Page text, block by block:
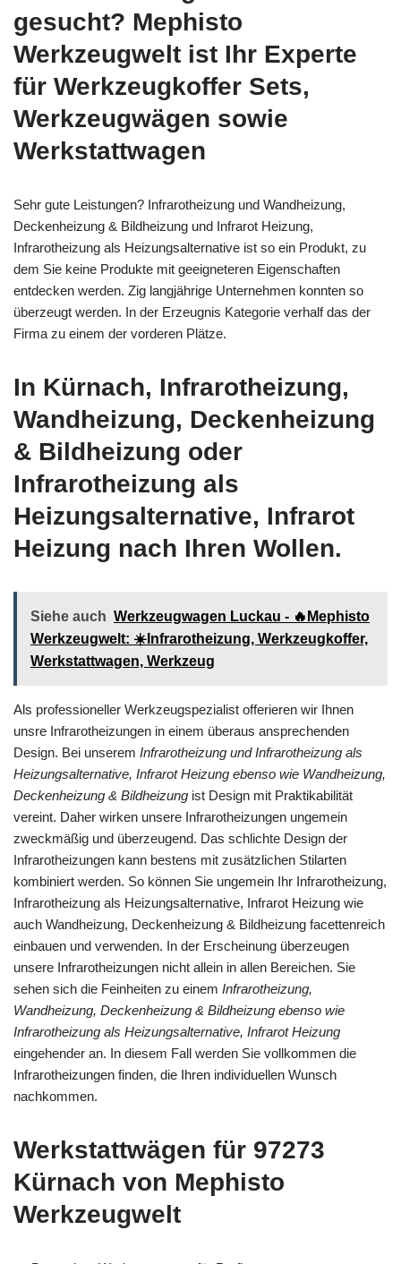
gesucht? Mephisto
Werkzeugwelt ist Ihr Experte
für Werkzeugkoffer Sets,
Werkzeugwägen sowie
Werkstattwagen
Sehr gute Leistungen? Infrarotheizung und Wandheizung,
Deckenheizung & Bildheizung und Infrarot Heizung,
Infrarotheizung als Heizungsalternative ist so ein Produkt, zu
dem Sie keine Produkte mit geeigneteren Eigenschaften
entdecken werden. Zig langjährige Unternehmen konnten so
überzeugt werden. In der Erzeugnis Kategorie verhalf das der
Firma zu einem der vorderen Plätze.
In Kürnach, Infrarotheizung,
Wandheizung, Deckenheizung
& Bildheizung oder
Infrarotheizung als
Heizungsalternative, Infrarot
Heizung nach Ihren Wollen.
Siehe auch Werkzeugwagen Luckau - 🔥Mephisto
Werkzeugwelt: ☀️Infrarotheizung, Werkzeugkoffer,
Werkstattwagen, Werkzeug
Als professioneller Werkzeugspezialist offerieren wir Ihnen
unsre Infrarotheizungen in einem überaus ansprechenden
Design. Bei unserem Infrarotheizung und Infrarotheizung als
Heizungsalternative, Infrarot Heizung ebenso wie Wandheizung,
Deckenheizung & Bildheizung ist Design mit Praktikabilität
vereint. Daher wirken unsere Infrarotheizungen ungemein
zweckmäßig und überzeugend. Das schlichte Design der
Infrarotheizungen kann bestens mit zusätzlichen Stilarten
kombiniert werden. So können Sie ungemein Ihr Infrarotheizung,
Infrarotheizung als Heizungsalternative, Infrarot Heizung wie
auch Wandheizung, Deckenheizung & Bildheizung facettenreich
einbauen und verwenden. In der Erscheinung überzeugen
unsere Infrarotheizungen nicht allein in allen Bereichen. Sie
sehen sich die Feinheiten zu einem Infrarotheizung,
Wandheizung, Deckenheizung & Bildheizung ebenso wie
Infrarotheizung als Heizungsalternative, Infrarot Heizung
eingehender an. In diesem Fall werden Sie vollkommen die
Infrarotheizungen finden, die Ihren individuellen Wunsch
nachkommen.
Werkstattwägen für 97273
Kürnach von Mephisto
Werkzeugwelt